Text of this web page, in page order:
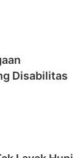
Disabilitas